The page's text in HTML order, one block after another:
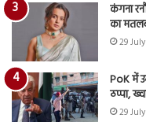
कंगना
का मतलब
29
PoK में
ठप्पा,
29